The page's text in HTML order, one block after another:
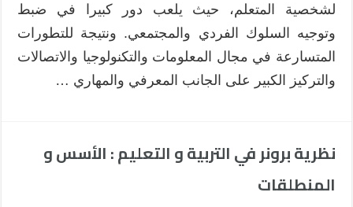
لشخصية المتعلم، حيث يلعب دور كبيرا في ضبط
وتوجيه السلوك الفردي والمجتمعي. ونتيجة للتطورات
المتسارعة في مجال المعلومات والتكنولوجيا والاتصالات
والتركيز الكبير على الجانب المعرفي والمهاري …
نظرية برونر في التربية و التعليم : الأسس و
المنطلقات